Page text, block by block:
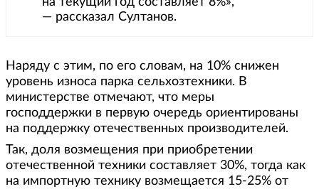
— рассказал Султанов.
Наряду с этим, по его словам, на 10% снижен
уровень износа парка сельхозтехники. В
министерстве отмечают, что меры
господдержки в первую очередь ориентированы
на поддержку отечественных производителей.
Так, доля возмещения при приобретении
отечественной техники составляет 30%, тогда как
на импортную технику возмещается 15-25% от